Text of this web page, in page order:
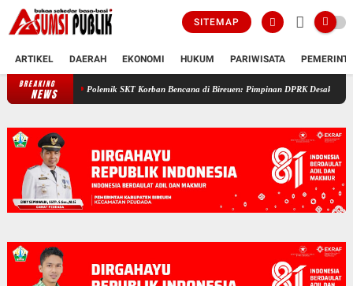
SITEMAP
ARTIKEL DAERAH EKONOMI HUKUM PARIWISATA
BREAKING
NEWS
Polemik SKT Korban Bencana di Bireuen: Pimpinan DPRK Desak Bupati Copot